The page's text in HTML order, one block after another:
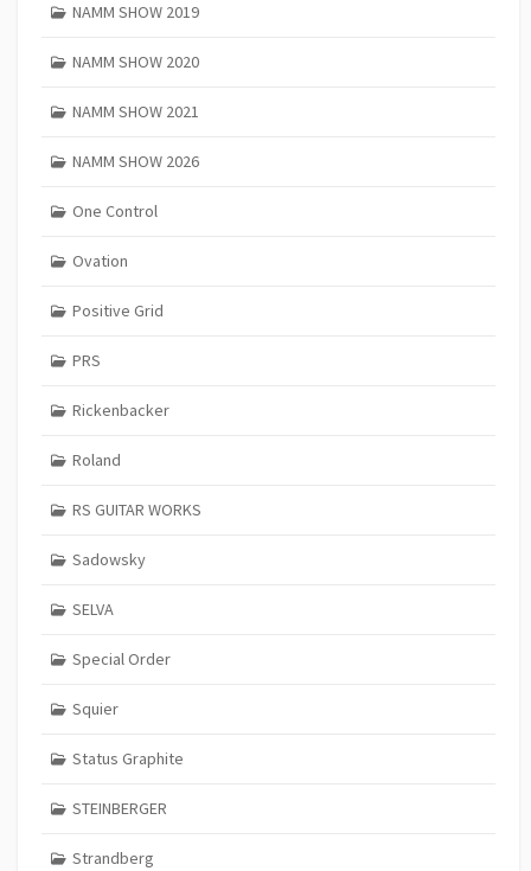
NAMM SHOW 2019
NAMM SHOW 2020
NAMM SHOW 2021
NAMM SHOW 2026
One Control
Ovation
Positive Grid
PRS
Rickenbacker
Roland
RS GUITAR WORKS
Sadowsky
SELVA
Special Order
Squier
Status Graphite
STEINBERGER
Strandberg